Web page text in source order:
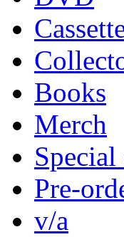
Books
Merch
Pre-
v/a